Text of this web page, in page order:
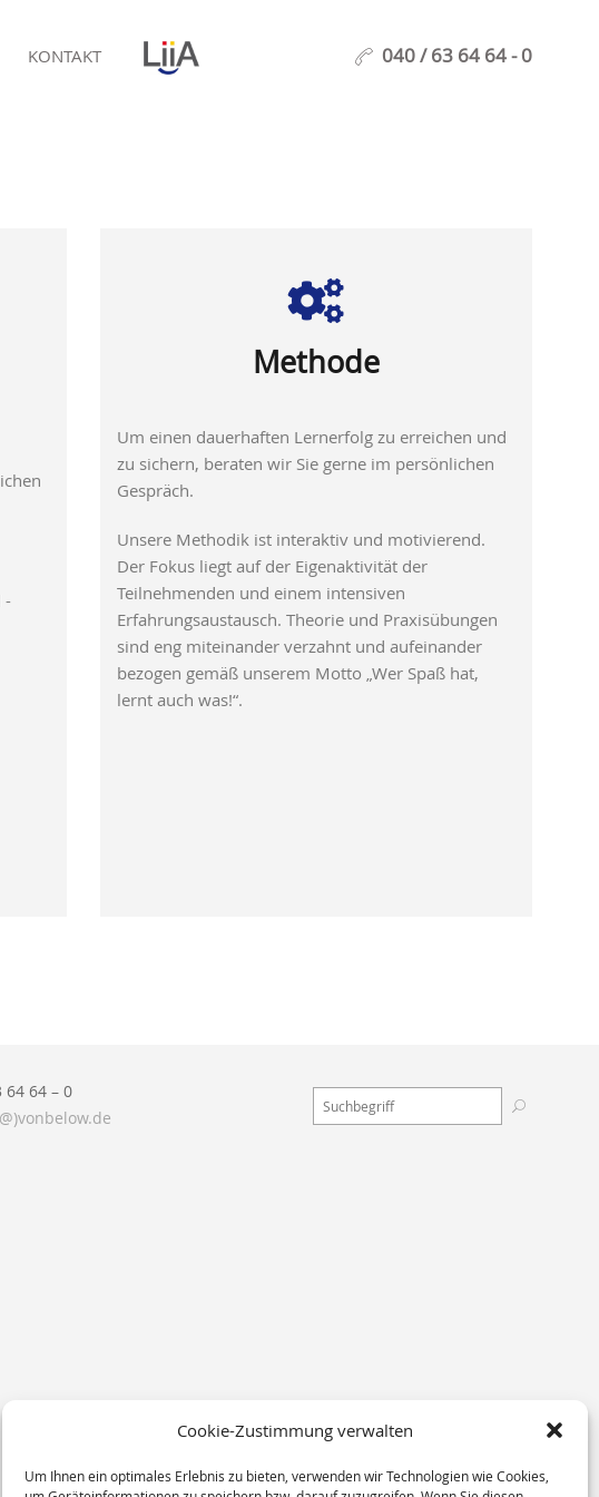
Cookie-Zustimmung verwalten
Um Ihnen ein optimales Erlebnis zu bieten, verwenden wir Technologien wie Cookies,
040 / 63 64 64 - 0
KONTAKT
-
Methode
Um einen dauerhaften Lernerfolg zu erreichen und
zu sichern, beraten wir Sie gerne im persönlichen
Gespräch.
Unsere Methodik ist interaktiv und motivierend.
Der Fokus liegt auf der Eigenaktivität der
Teilnehmenden und einem intensiven
Erfahrungsaustausch. Theorie und Praxisübungen
sind eng miteinander verzahnt und aufeinander
bezogen gemäß unserem Motto „Wer Spaß hat,
lernt auch was!“.
64 64 – 0